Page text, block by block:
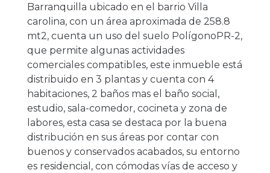
Barranquilla ubicado en el barrio Villa
carolina, con un área aproximada de 258.8
mt2, cuenta un uso del suelo PolígonoPR-2,
que permite algunas actividades
comerciales compatibles, este inmueble está
distribuido en 3 plantas y cuenta con 4
habitaciones, 2 baños mas el baño social,
estudio, sala-comedor, cocineta y zona de
labores, esta casa se destaca por la buena
distribución en sus áreas por contar con
buenos y conservados acabados, su entorno
es residencial, con cómodas vías de acceso y